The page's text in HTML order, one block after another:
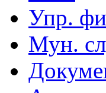
Упр.
Мун.